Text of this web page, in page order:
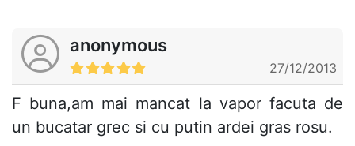
anonymous
27/12/2013
F buna,am mai mancat la vapor facuta de
un bucatar grec si cu putin ardei gras rosu.